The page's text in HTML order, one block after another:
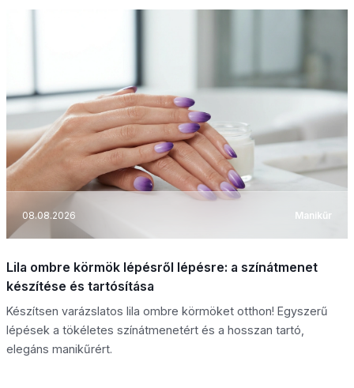
08.08.2026 Manikűr
Lila ombre körmök lépésről lépésre: a színátmenet
készítése és tartósítása
Készítsen varázslatos lila ombre körmöket otthon! Egyszerű
lépések a tökéletes színátmenetért és a hosszan tartó,
elegáns manikűrért.